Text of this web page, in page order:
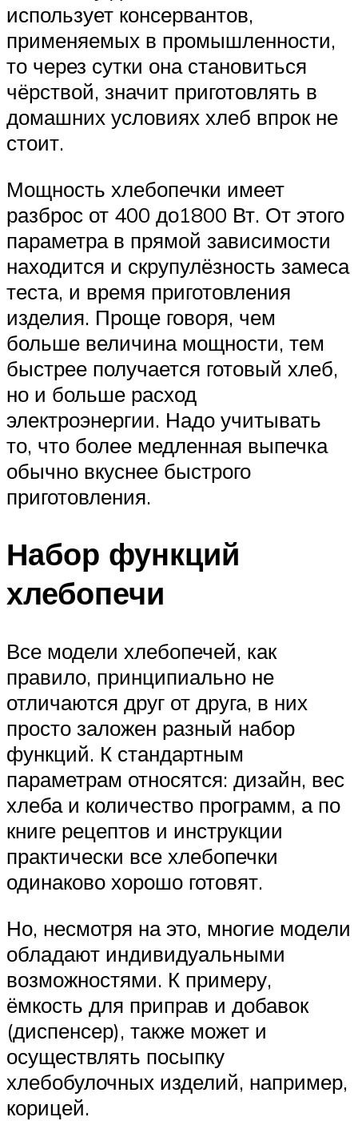
использует консервантов,
применяемых в промышленности,
то через сутки она становиться
чёрствой, значит приготовлять в
домашних условиях хлеб впрок не
стоит.
Мощность хлебопечки имеет
разброс от 400 до1800 Вт. От этого
параметра в прямой зависимости
находится и скрупулёзность замеса
теста, и время приготовления
изделия. Проще говоря, чем
больше величина мощности, тем
быстрее получается готовый хлеб,
но и больше расход
электроэнергии. Надо учитывать
то, что более медленная выпечка
обычно вкуснее быстрого
приготовления.
Набор функций
хлебопечи
Все модели хлебопечей, как
правило, принципиально не
отличаются друг от друга, в них
просто заложен разный набор
функций. К стандартным
параметрам относятся: дизайн, вес
хлеба и количество программ, а по
книге рецептов и инструкции
практически все хлебопечки
одинаково хорошо готовят.
Но, несмотря на это, многие модели
обладают индивидуальными
возможностями. К примеру,
ёмкость для приправ и добавок
(диспенсер), также может и
осуществлять посыпку
хлебобулочных изделий, например,
корицей.